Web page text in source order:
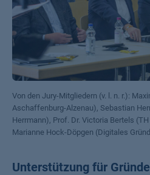
Von den Jury-Mitgliedern (v. l. n. r.):
Aschaffenburg-Alzenau), Sebastian
Herrmann), Prof. Dr. Victoria Bertels
Marianne Hock-Döpgen (Digitales
Unterstützung für